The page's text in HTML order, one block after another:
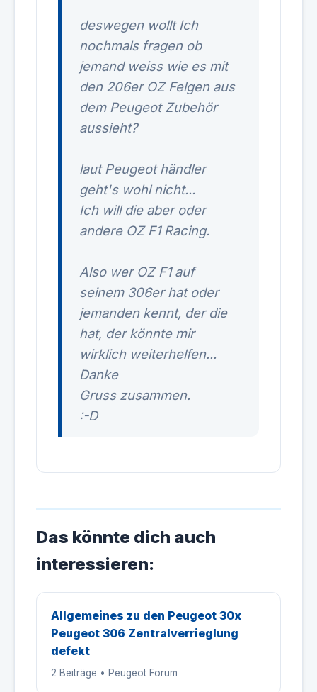
deswegen wollt Ich
nochmals fragen ob
jemand weiss wie es mit
den 206er OZ Felgen aus
dem Peugeot Zubehör
aussieht?
laut Peugeot händler
geht's wohl nicht...
Ich will die aber oder
andere OZ F1 Racing.
Also wer OZ F1 auf
seinem 306er hat oder
jemanden kennt, der die
hat, der könnte mir
wirklich weiterhelfen...
Danke
Gruss zusammen.
:-D
Das könnte dich auch
interessieren:
Allgemeines zu den Peugeot 30x
Peugeot 306 Zentralverrieglung
defekt
2 Beiträge • Peugeot Forum